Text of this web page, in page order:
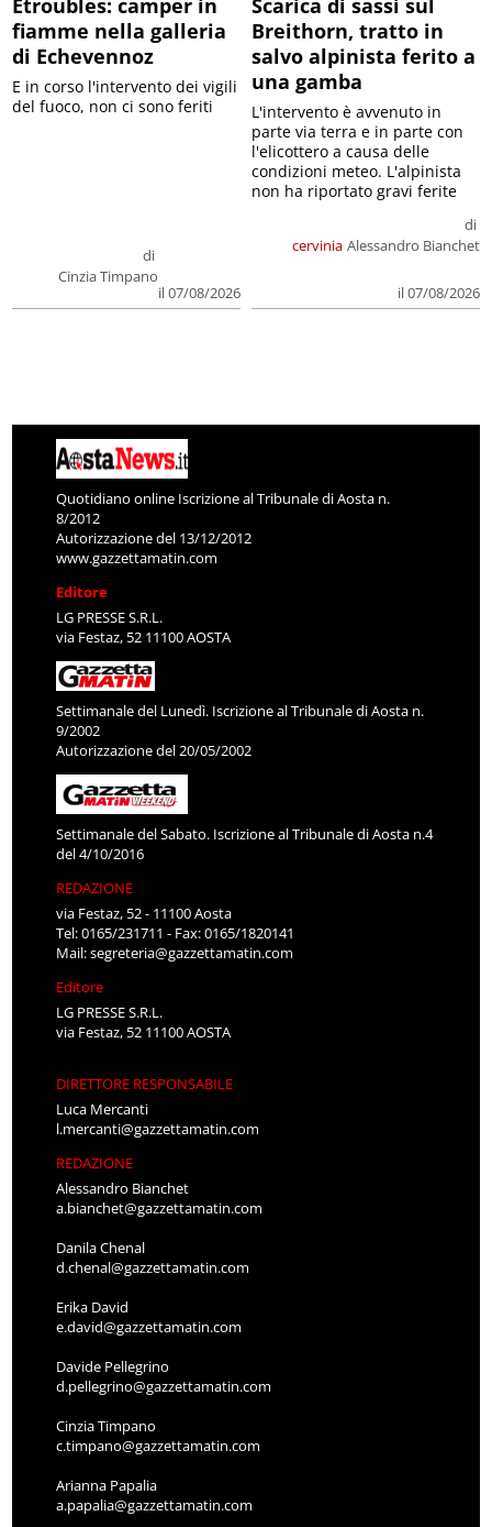
fiamme nella galleria
di Echevennoz
di
Cinzia Timpano
il 07/08/2026
E in corso l'intervento dei vigili
del fuoco, non ci sono feriti
Breithorn, tratto in
salvo alpinista ferito a
una gamba
cervinia
di
Alessandro Bianchet
il 07/08/2026
L'intervento è avvenuto in
parte via terra e in parte con
l'elicottero a causa delle
condizioni meteo. L'alpinista
non ha riportato gravi ferite
Quotidiano online Iscrizione al Tribunale di Aosta n.
8/2012
Autorizzazione del 13/12/2012
www.gazzettamatin.com
Editore
LG PRESSE S.R.L.
via Festaz, 52 11100 AOSTA
Settimanale del Lunedì. Iscrizione al Tribunale di Aosta n.
9/2002
Autorizzazione del 20/05/2002
Settimanale del Sabato. Iscrizione al Tribunale di Aosta n.4
del 4/10/2016
REDAZIONE
via Festaz, 52 - 11100 Aosta
Tel: 0165/231711 - Fax: 0165/1820141
Mail:segreteria@gazzettamatin.com
Editore
LG PRESSE S.R.L.
via Festaz, 52 11100 AOSTA
DIRETTORE RESPONSABILE
Luca Mercanti
l.mercanti@gazzettamatin.com
REDAZIONE
Alessandro Bianchet
a.bianchet@gazzettamatin.com
Danila Chenal
d.chenal@gazzettamatin.com
Erika David
e.david@gazzettamatin.com
Davide Pellegrino
d.pellegrino@gazzettamatin.com
Cinzia Timpano
c.timpano@gazzettamatin.com
Arianna Papalia
a.papalia@gazzettamatin.com